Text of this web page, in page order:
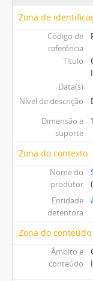
Zona de
Código de
referência
Título
Data(s)
Nível de descrição
Dimensão e
suporte
Zona do contexto
Nome do
produtor
Entidade
detentora
Zona do
Âmbito e
conteúdo